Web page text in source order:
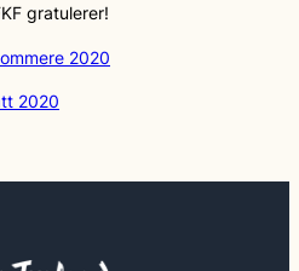
gratulerer!
2020
2020